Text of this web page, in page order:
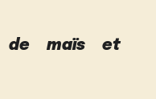
de maïs et